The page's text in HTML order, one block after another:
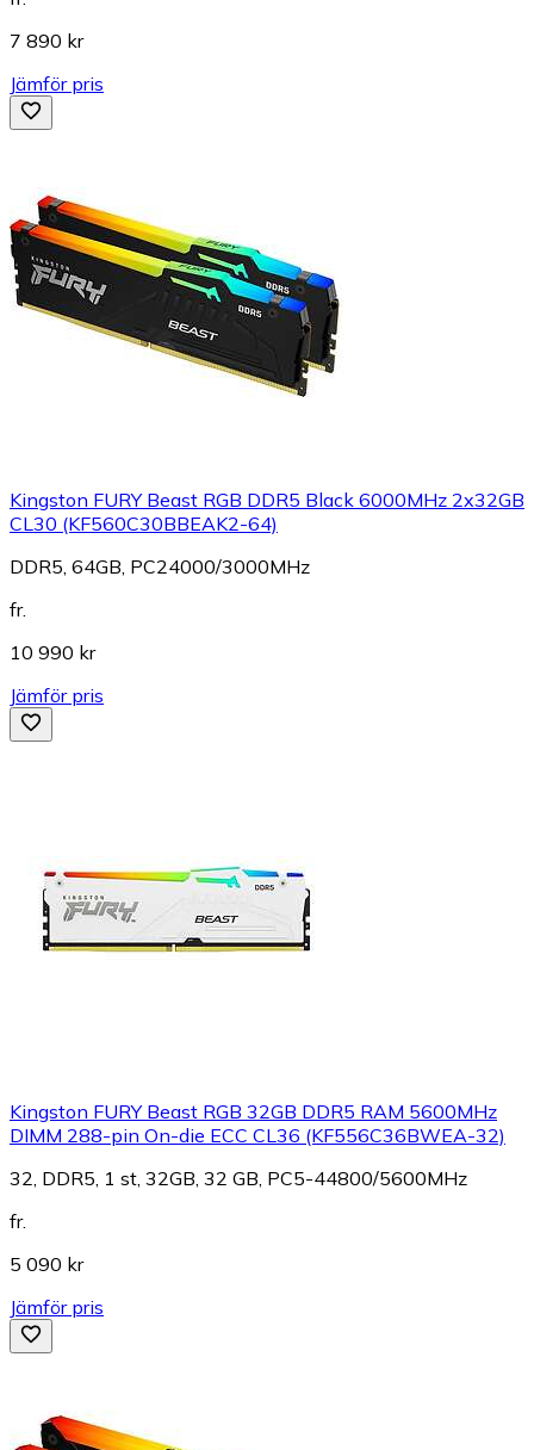
7 890 kr
Jämför pris
Kingston FURY Beast RGB DDR5 Black 6000MHz 2x32GB
CL30 (KF560C30BBEAK2-64)
DDR5, 64GB, PC24000/3000MHz
fr.
10 990 kr
Jämför pris
Kingston FURY Beast RGB 32GB DDR5 RAM 5600MHz
DIMM 288-pin On-die ECC CL36 (KF556C36BWEA-32)
32, DDR5, 1 st, 32GB, 32 GB, PC5-44800/5600MHz
fr.
5 090 kr
Jämför pris